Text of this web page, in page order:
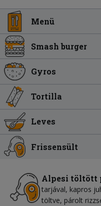
Menü
Smash burger
Gyros
Tortilla
Leves
Frissensült
Alpesi töltött
tarjával, kapros
töltve, párolt